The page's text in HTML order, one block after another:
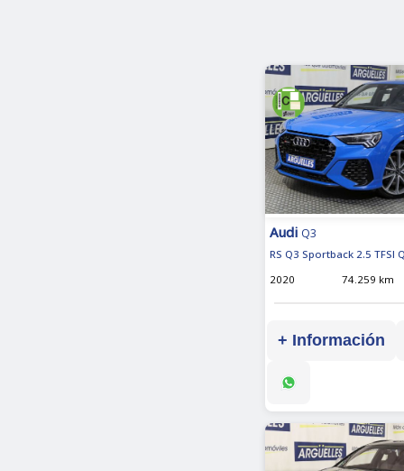
Audi Q3
RS Q3 Sportback 2.5 TFSI
2020
74.259 km
+ Información